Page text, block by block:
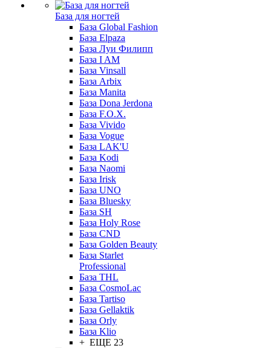
База для ногтей
База Global Fashion
База Elpaza
База Луи Филипп
База I AM
База Vinsall
База Arbix
База Manita
База Dona Jerdona
База F.O.X.
База Vivido
База Vogue
База LAK'U
База Kodi
База Naomi
База Irisk
База UNO
База Bluesky
База SH
База Holy Rose
База CND
База Golden Beauty
База Starlet
Professional
База THL
База CosmoLac
База Tartiso
База Gellaktik
База Orly
База Klio
+ ЕЩЕ 23